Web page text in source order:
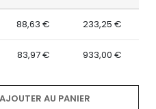
88,63 € 233,25 €
83,97 € 933,00 €
AJOUTER AU PANIER